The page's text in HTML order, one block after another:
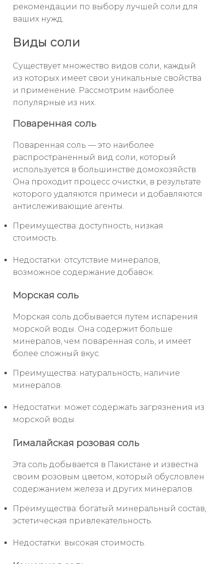
рекомендации по выбору лучшей соли для
ваших нужд.
Виды соли
Существует множество видов соли, каждый
из которых имеет свои уникальные свойства
и применение. Рассмотрим наиболее
популярные из них.
Поваренная соль
Поваренная соль — это наиболее
распространенный вид соли, который
используется в большинстве домохозяйств.
Она проходит процесс очистки, в результате
которого удаляются примеси и добавляются
антислеживающие агенты.
Преимущества: доступность, низкая
стоимость.
Недостатки: отсутствие минералов,
возможное содержание добавок.
Морская соль
Морская соль добывается путем испарения
морской воды. Она содержит больше
минералов, чем поваренная соль, и имеет
более сложный вкус.
Преимущества: натуральность, наличие
минералов.
Недостатки: может содержать загрязнения из
морской воды.
Гималайская розовая соль
Эта соль добывается в Пакистане и известна
своим розовым цветом, который обусловлен
содержанием железа и других минералов.
Преимущества: богатый минеральный состав,
эстетическая привлекательность.
Недостатки: высокая стоимость.